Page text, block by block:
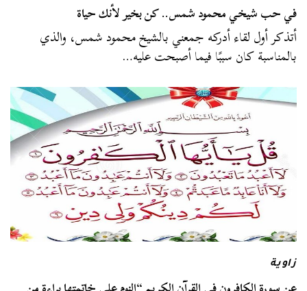
في حب شيخي محمود شمس.. كن بخير لأنك حياة
أتذكر أول لقاء أدركه جمعني بالشيخ محمود شمس، والذي
بالمناسبة كان سببًا فيما أصبحت عليه…
زاوية